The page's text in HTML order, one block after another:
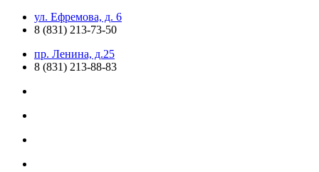
ул. Ефремова, д. 6
8 (831) 213-73-50
пр. Ленина, д.25
8 (831) 213-88-83